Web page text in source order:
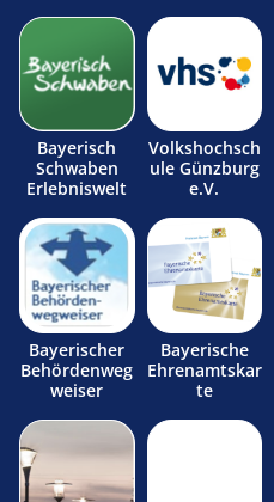
Bayerisch
Schwaben
Erlebniswelt
Volkshochsch
ule Günzburg
e.V.
Bayerischer
Behördenweg
weiser
Bayerische
Ehrenamtskar
te